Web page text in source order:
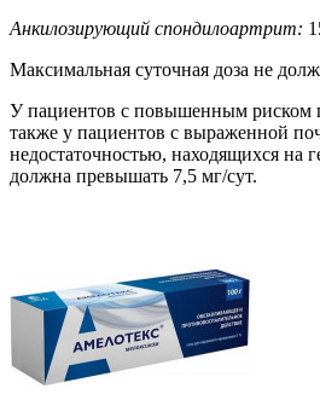
Анкилозирующий спондилоартрит:
Максимальная суточная доза не
У пациентов с повышенным риском
также у пациентов с выраженной
недостаточностью, находящихся на
должна превышать 7,5 мг/сут.